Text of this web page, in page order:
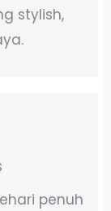
stylish,
penuh